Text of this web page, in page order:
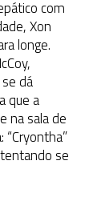
com
Xon
longe.
dá
que a
na sala de
tentando se